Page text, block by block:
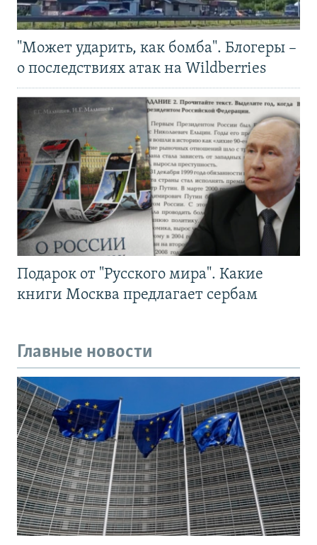
"Может ударить, как бомба". Блогеры –
о последствиях атак на Wildberries
Подарок от "Русского мира". Какие
книги Москва предлагает сербам
Главные новости